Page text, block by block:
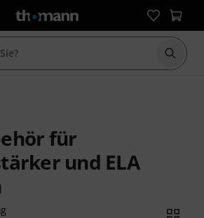
Suche
für
und ELA